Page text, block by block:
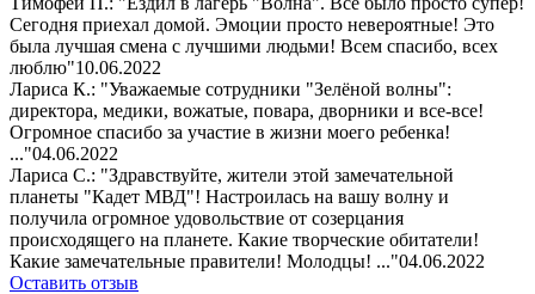
Сегодня приехал домой. Эмоции просто невероятные! Это
была лучшая смена с лучшими людьми! Всем спасибо, всех
люблю"10.06.2022
Лариса К.: "Уважаемые сотрудники "Зелёной волны":
директора, медики, вожатые, повара, дворники и все-все!
Огромное спасибо за участие в жизни моего ребенка!
..."04.06.2022
Лариса С.: "Здравствуйте, жители этой замечательной
планеты "Кадет МВД"! Настроилась на вашу волну и
получила огромное удовольствие от созерцания
происходящего на планете. Какие творческие обитатели!
Какие замечательные правители! Молодцы! ..."04.06.2022
Оставить отзыв